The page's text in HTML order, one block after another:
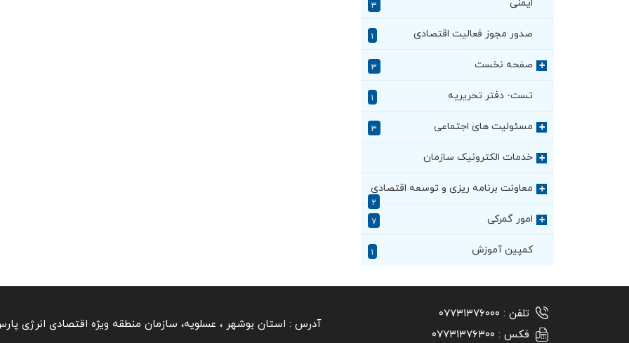
ایمنی ۳
صدور مجوز فعالیت اقتصادی ۱
+ صفحه نخست ۳
تست- دفتر تحریریه ۱
+ مسئولیت های اجتماعی ۳
+ خدمات الکترونیک سازمان
+ معاونت برنامه ریزی و توسعه اقتصادی
۲
+
امور گمرکی ۷
کمپین آموزش ۱
تلفن : ۰۷۷۳۱۳۷۶۰۰۰
فکس : ۰۷۷۳۱۳۷۶۳۰۰
آدرس : استان بوشهر ‏، عسلویه، سازمان منطقه ویژه اقتصادی انرژی